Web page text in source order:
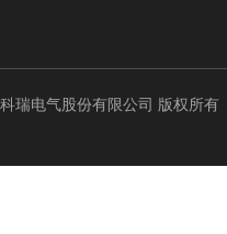
瑞电气股份有限公司 版权所